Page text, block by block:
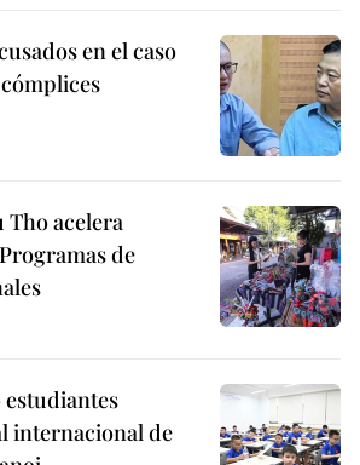
en el caso
Tho acelera
de
estudiantes
internacional de